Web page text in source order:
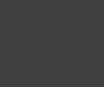
pro
und